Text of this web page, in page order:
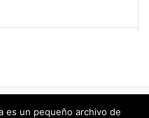
6 7 8 9
…
es un pequeño archivo de